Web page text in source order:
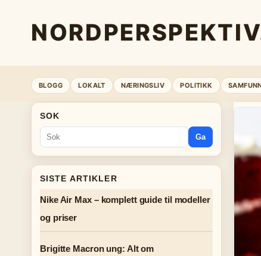
BLOGG LOKALT NÆRINGSLIV POLITIKK
SOK
Ga
SISTE ARTIKLER
Nike Air Max – komplett guide til modeller
og priser
Brigitte Macron ung: Alt om